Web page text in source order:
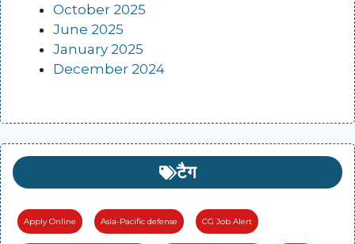
October 2025
June 2025
January 2025
December 2024
टैग
Apply Online Asia-Pacific defense CG Job Alert